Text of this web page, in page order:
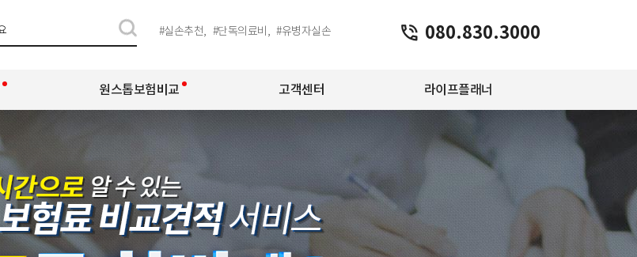
#실손추천, #단독의료비, #유병자실손 080.830.3000
원스톱보험비교 고객센터 라이프플래너